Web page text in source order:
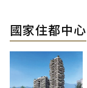
國家住都中心